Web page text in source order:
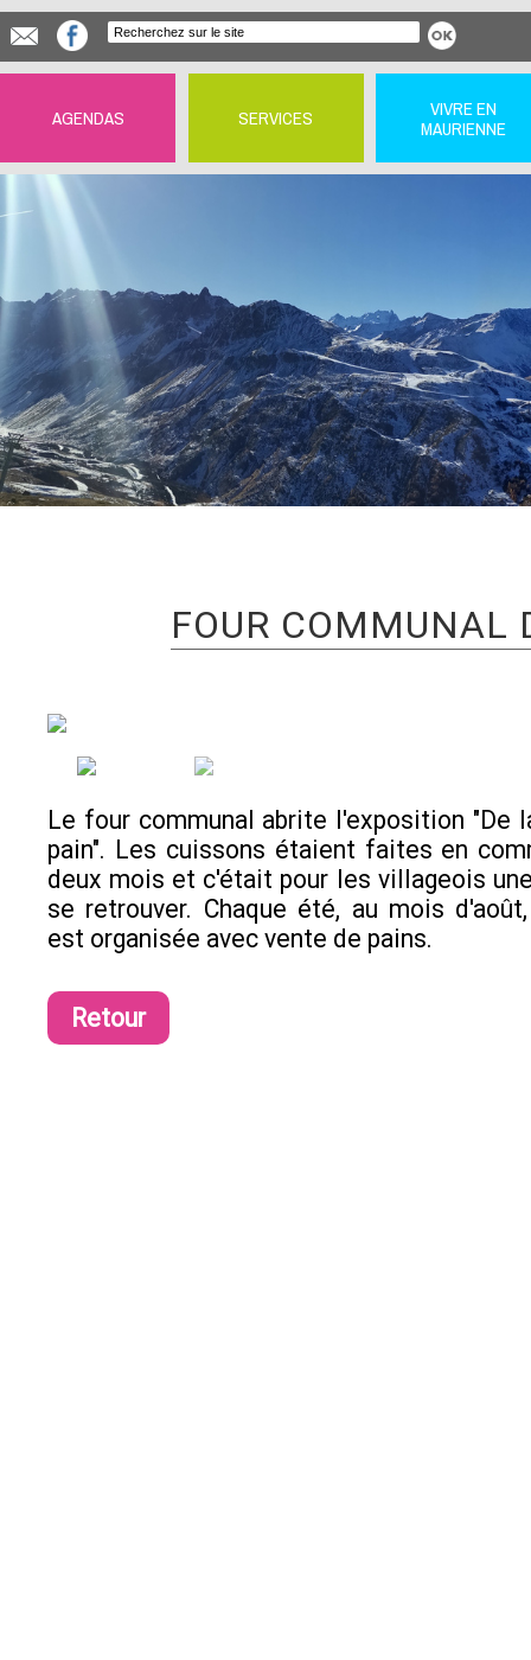
AGENDAS SERVICES
VIVRE EN
MAURIENNE
FOUR COMMUNAL
Le four communal abrite l'exposition "De
pain". Les cuissons étaient faites en
deux mois et c'était pour les villageois
se retrouver. Chaque été, au mois
est organisée avec vente de pains.
Retour